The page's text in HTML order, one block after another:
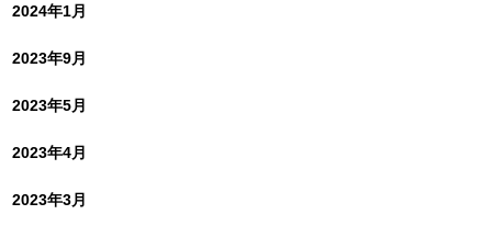
2024年1月
2023年9月
2023年5月
2023年4月
2023年3月